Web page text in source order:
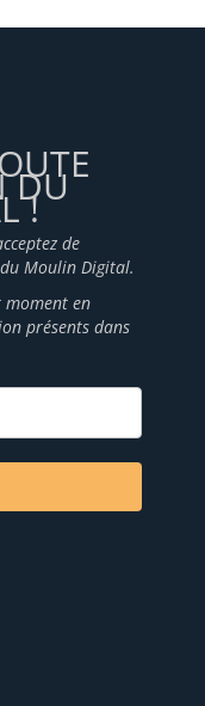
DU
!
de
Moulin Digital.
moment en
présents dans